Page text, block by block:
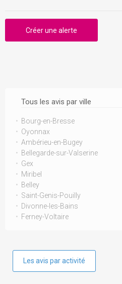
Tous les avis par ville
Bourg-en-Bresse
Oyonnax
Ambérieu-en-Bugey
Bellegarde-sur-Valserine
Gex
Miribel
Belley
Saint-Genis-Pouilly
Divonne-les-Bains
Ferney-Voltaire
Les avis par activité
Créer une alerte